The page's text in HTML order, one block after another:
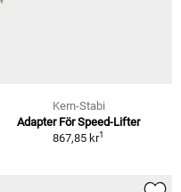
Kern-Stabi
Adapter För Speed-Lifter
867,85 kr1